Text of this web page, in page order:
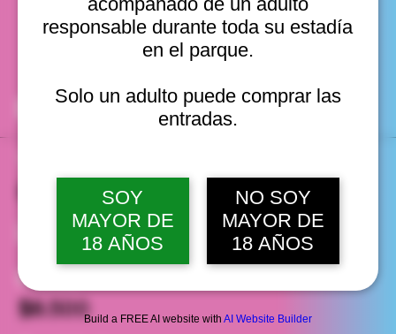
responsable durante toda su estadía
en el parque.
Solo un adulto puede comprar las
entradas.
SOY
MAYOR DE
18 AÑOS
NO SOY
MAYOR DE
18 AÑOS
Build a FREE AI website with AI Website Builder
fechas
Entradas
Entrada general
Leer más
Precio
$8.500